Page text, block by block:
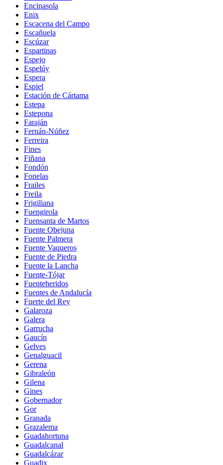
Encinasola
Enix
Escacena del Campo
Escañuela
Escúzar
Espartinas
Espejo
Espelúy
Espera
Espiel
Estación de Cártama
Estepa
Estepona
Faraján
Fernán-Núñez
Ferreira
Fines
Fiñana
Fondón
Fonelas
Frailes
Freila
Frigiliana
Fuengirola
Fuensanta de Martos
Fuente Obejuna
Fuente Palmera
Fuente Vaqueros
Fuente de Piedra
Fuente la Lancha
Fuente-Tójar
Fuenteheridos
Fuentes de Andalucía
Fuerte del Rey
Galaroza
Galera
Garrucha
Gaucín
Gelves
Genalguacil
Gerena
Gibraleón
Gilena
Gines
Gobernador
Gor
Granada
Grazalema
Guadahortuna
Guadalcanal
Guadalcázar
Guadix